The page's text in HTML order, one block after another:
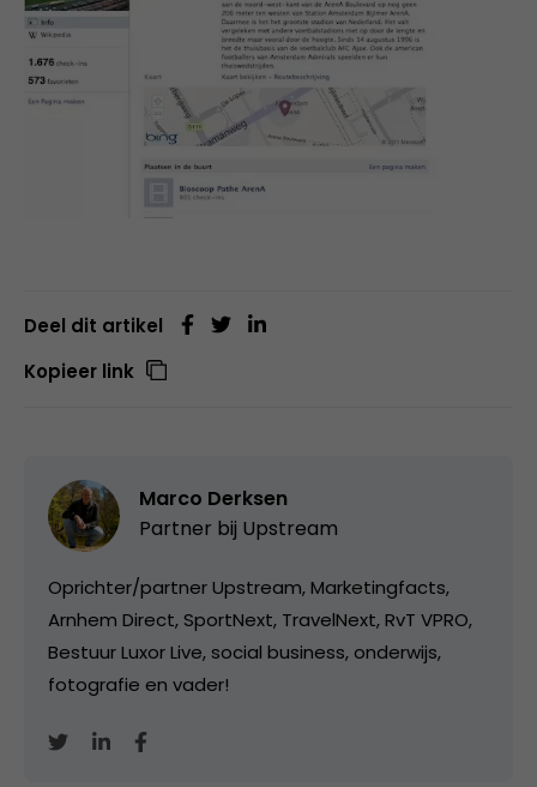
Deel dit artikel
Kopieer link
Marco Derksen
Partner bij Upstream
Oprichter/partner Upstream, Marketingfacts,
Arnhem Direct, SportNext, TravelNext, RvT VPRO,
Bestuur Luxor Live, social business, onderwijs,
fotografie en vader!